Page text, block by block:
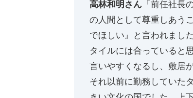
高林和明さん 「前任社長
の人間として尊重しあう
でほしい』と言われまし
タイルには合っていると
言いやすくなるし、敷居
それ以前に勤務していた